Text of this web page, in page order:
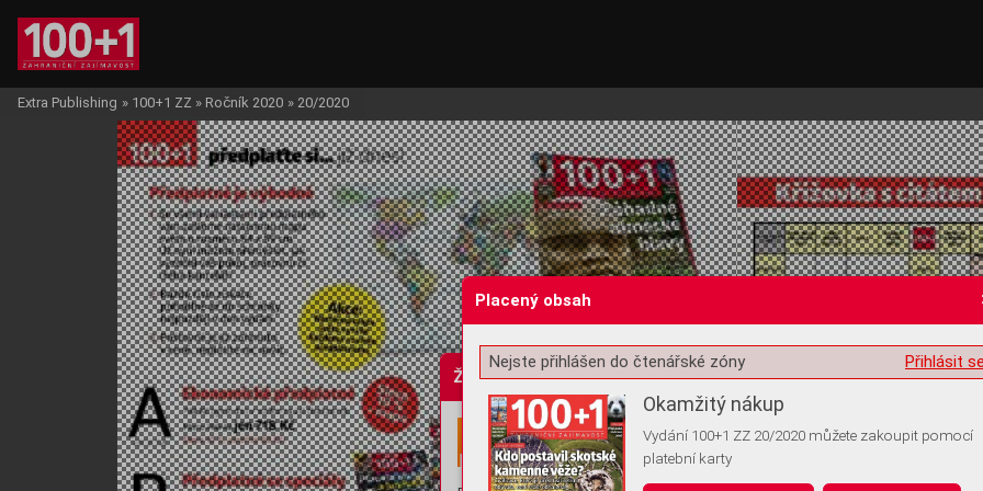
Žádost o souhlas s ukládáním volitelných informací
Extra Publishing » 100+1 ZZ » Ročník 2020 » 20/2020
Placený obsah
Přihlásit
Nejste přihlášen do čtenářské zóny
Okamžitý nákup
Vydání 100+1 ZZ 20/2020 můžete zakoupit pomocí
platební karty